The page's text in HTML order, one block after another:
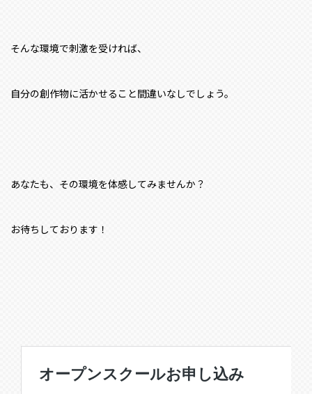
そんな環境で刺激を受ければ、
自分の創作物に活かせること間違いなしでしょう。
あなたも、その環境を体感してみませんか？
お待ちしております！